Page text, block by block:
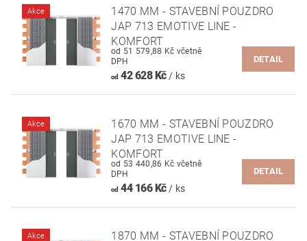
Akce
1470 MM - STAVEBNÍ POUZDRO
JAP 713 EMOTIVE LINE -
KOMFORT
od 51 579,88 Kč včetně
DPH
od42 628 Kč/ ks
DETAIL
Akce
1670 MM - STAVEBNÍ POUZDRO
JAP 713 EMOTIVE LINE -
KOMFORT
od 53 440,86 Kč včetně
DPH
od44 166 Kč / ks
DETAIL
Akce
1870 MM - STAVEBNÍ POUZDRO